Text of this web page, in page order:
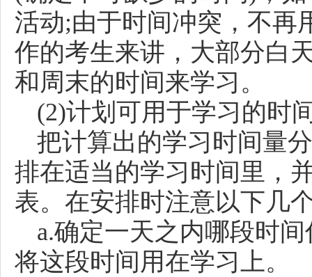
活动;由于时间冲突，不再
作的考生来讲，大部分白
和周末的时间来学习。
(2)计划可用于学习的时
把计算出的学习时间量
排在适当的学习时间里，
表。在安排时注意以下几
a.确定一天之内哪段时
将这段时间用在学习上。